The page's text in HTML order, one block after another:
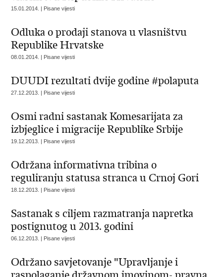
15.01.2014. | Pisane vijesti
Odluka o prodaji stanova u vlasništvu
Republike Hrvatske
08.01.2014. | Pisane vijesti
DUUDI rezultati dvije godine #polaputa
27.12.2013. | Pisane vijesti
Osmi radni sastanak Komesarijata za
izbjeglice i migracije Republike Srbije
19.12.2013. | Pisane vijesti
Održana informativna tribina o
reguliranju statusa stranca u Crnoj Gori
18.12.2013. | Pisane vijesti
Sastanak s ciljem razmatranja napretka
postignutog u 2013. godini
06.12.2013. | Pisane vijesti
Održano savjetovanje "Upravljanje i